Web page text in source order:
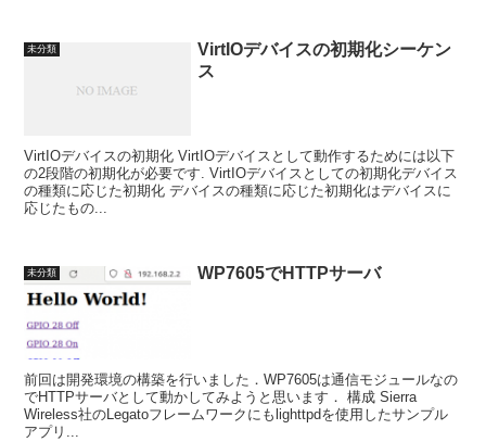
未分類
VirtIOデバイスの初期化シーケン
ス
VirtIOデバイスの初期化 VirtIOデバイスとして動作するためには以下
の2段階の初期化が必要です. VirtIOデバイスとしての初期化デバイス
の種類に応じた初期化 デバイスの種類に応じた初期化はデバイスに
応じたもの...
未分類 WP7605でHTTPサーバ
前回は開発環境の構築を行いました．WP7605は通信モジュールなの
でHTTPサーバとして動かしてみようと思います． 構成 Sierra
Wireless社のLegatoフレームワークにもlighttpdを使用したサンプル
アプリ...